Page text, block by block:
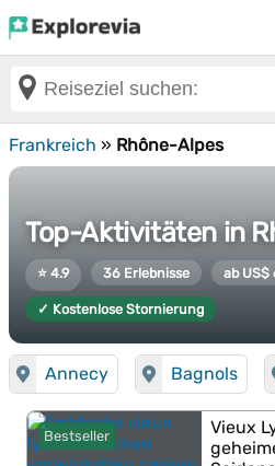
Frankreich » Rhône-Alpes
Top-Aktivitäten in
⭐ 4.9 36 Erlebnisse ab US$
✓ Kostenlose Stornierung
Annecy Bagnols
Bestseller
Vieux